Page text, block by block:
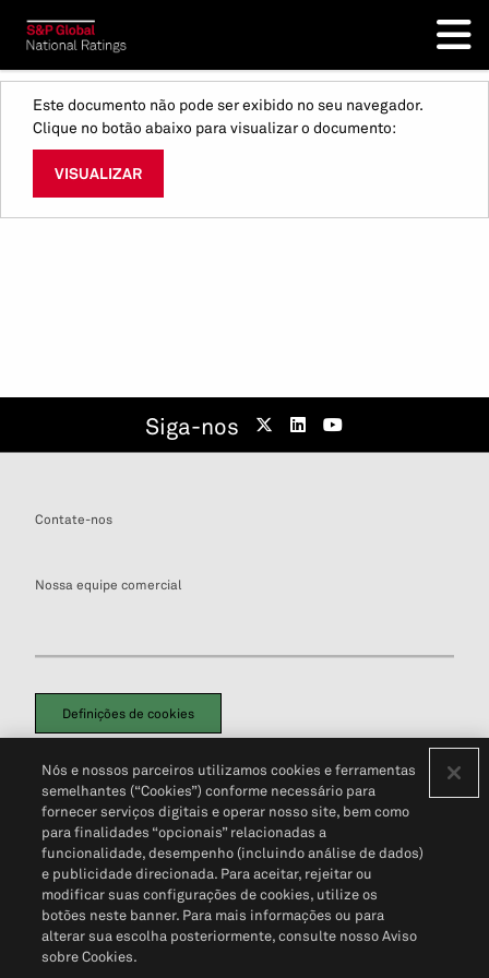
Este documento não pode ser exibido no seu navegador.
Clique no botão abaixo para visualizar o documento:
VISUALIZAR
Siga-nos
Contate-nos
Nossa equipe comercial
Definições de cookies
Política de PrivacidadePortal de privacidade do cliente (em inglês)
Não Venda Minhas Informações Pessoais© 2026 S&P Global
Nós e nossos parceiros utilizamos cookies e ferramentas
semelhantes (“Cookies”) conforme necessário para
fornecer serviços digitais e operar nosso site, bem como
para finalidades “opcionais” relacionadas a
funcionalidade, desempenho (incluindo análise de dados)
e publicidade direcionada. Para aceitar, rejeitar ou
modificar suas configurações de cookies, utilize os
botões neste banner. Para mais informações ou para
alterar sua escolha posteriormente, consulte nosso Aviso
sobre Cookies.